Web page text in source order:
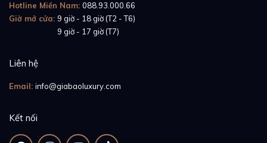
hồ cơ khí. Mỗi lầnlên cót thủ công
kích hoạt bộ máy hoạt động mà còn cảm nhận được
kết nối giữa nghệ thuật chế tác đồng hồ và chủ
nhân
Với bộ máy chính xác và bền bỉ, Vulcain Cricket
địnhmà còn là minh chứng cho giá trị bền vững của
những chiếc đồng hồ cơ khí truyền thống.
Hotline Miền Nam: 088.93.000.66
Giờ mở cửa: 9 giờ - 18 giờ (T2 - T6)
9 giờ - 17 giờ (T7)
Liên hệ
Email: info@giabaoluxury.com
Kết nối